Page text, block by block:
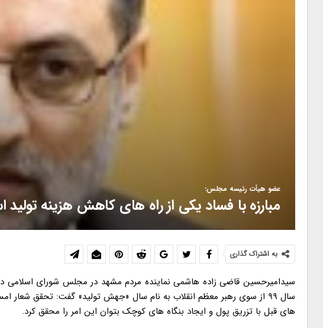
عضو هیأت رئیسه مجلس:
مبارزه با فساد یکی از راه های کاهش هزینه
به اشتراک گذاری
سیدامیرحسین قاضی زاده هاشمی نماینده مردم مشهد در مجلس شورای اسلامی در
سال ۹۹ از سوی رهبر معظم انقلاب به نام سال «جهش تولید» گفت: تحقق
های قبل با تزریق پول و ایجاد بنگاه های کوچک بتوان این امر را محقق کرد.